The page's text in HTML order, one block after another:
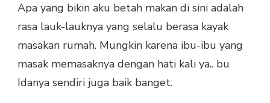
Apa yang bikin aku betah makan di sini adalah
rasa lauk-lauknya yang selalu berasa kayak
masakan rumah. Mungkin karena ibu-ibu yang
masak memasaknya dengan hati kali ya.. bu
Idanya sendiri juga baik banget.